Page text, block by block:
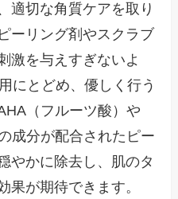
適切な角質ケアを取り
ーリング剤やスクラブ
激を与えすぎないよ
にとどめ、優しく行う
（フルーツ酸）や
成分が配合されたピー
やかに除去し、肌のタ
果が期待できます。